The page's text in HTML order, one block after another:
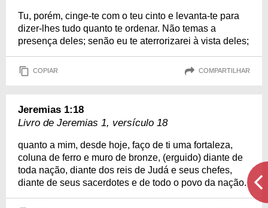
Tu, porém, cinge-te com o teu cinto e levanta-te para
dizer-lhes tudo quanto te ordenar. Não temas a
presença deles; senão eu te aterrorizarei à vista deles;
COPIAR COMPARTILHAR
Jeremias 1:18
Livro de Jeremias 1, versículo 18
quanto a mim, desde hoje, faço de ti uma fortaleza,
coluna de ferro e muro de bronze, (erguido) diante de
toda nação, diante dos reis de Judá e seus chefes,
diante de seus sacerdotes e de todo o povo da nação.